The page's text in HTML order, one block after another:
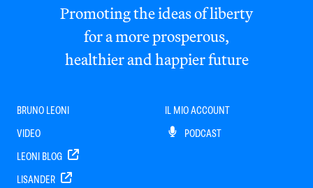
Promoting the ideas of liberty
for a more prosperous,
healthier and happier future
BRUNO LEONI
VIDEO
LEONI BLOG
LISANDER
IL MIO ACCOUNT
PODCAST